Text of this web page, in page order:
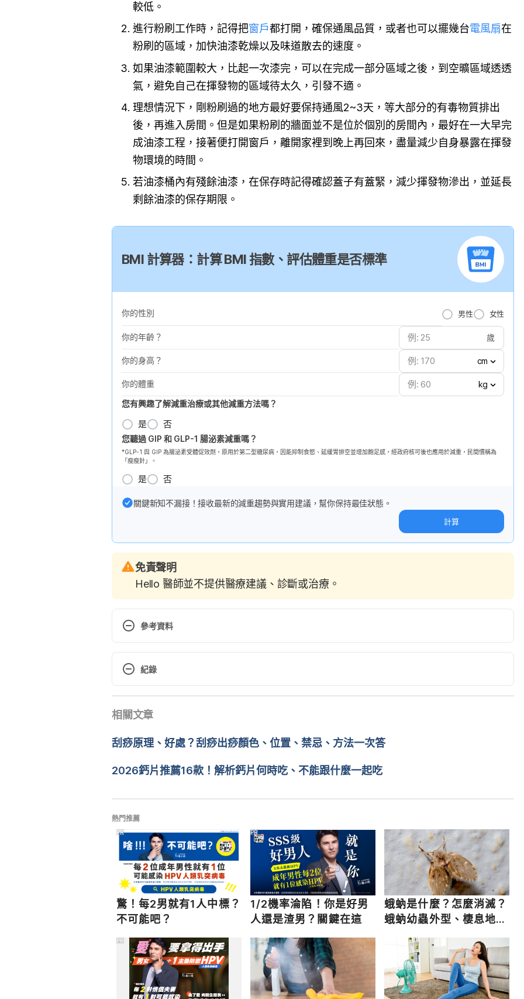
較低。
進行粉刷工作時，記得把窗戶都打開，確保通風品質，或者也可以擺幾台電風扇在
粉刷的區域，加快油漆乾燥以及味道散去的速度。
如果油漆範圍較大，比起一次漆完，可以在完成一部分區域之後，到空曠區域透透
氣，避免自己在揮發物的區域待太久，引發不適。
理想情況下，剛粉刷過的地方最好要保持通風2~3天，等大部分的有毒物質排出
後，再進入房間。但是如果粉刷的牆面並不是位於個別的房間內，最好在一大早完
成油漆工程，接著便打開窗戶，離開家裡到晚上再回來，盡量減少自身暴露在揮發
物環境的時間。
若油漆桶內有殘餘油漆，在保存時記得確認蓋子有蓋緊，減少揮發物滲出，並延長
剩餘油漆的保存期限。
BMI 計算器：計算 BMI 指數、評估體重是否標準
你的性別 男性 女性
你的年齡？ 歲
你的身高？ cm
你的體重
kg
您有興趣了解減重治療或其他減重方法嗎？
是 否
您聽過 GIP 和 GLP-1 腸泌素減重嗎？
*GLP-1 與 GIP 為腸泌素受體促效劑，原用於第二型糖尿病，因能抑制食慾、延緩胃排空並增加飽足感，經政府核可後也應用於減重，民間慣稱為
「瘦瘦針」。
是 否
關鍵新知不漏接！接收最新的減重趨勢與實用建議，幫你保持最佳狀態。
計算
免責聲明
Hello 醫師並不提供醫療建議、診斷或治療。
參考資料
https://www.healthline.com/health/paint-fumes#treatment
home-painting-a-primer.aspx
紀錄
2023/01/17
醫學審稿： 賴建翰醫師
由 張凱安 Kyle Chang 更新
相關文章
刮痧原理、好處？刮痧出痧顏色、位置、禁忌、方法一次答
2026鈣片推薦16款！解析鈣片何時吃、不能跟什麼一起吃
熱門推薦
驚！每2男就有1人中標？
不可能吧？
PR
1/2機率淪陷！你是好男
人還是渣男？關鍵在這
PR
蛾蚋是什麼？怎麼消滅？
蛾蚋幼蟲外型、棲息地與
PR